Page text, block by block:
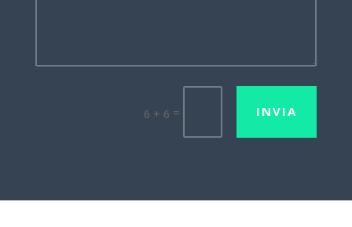
6 + 6 = INVIA